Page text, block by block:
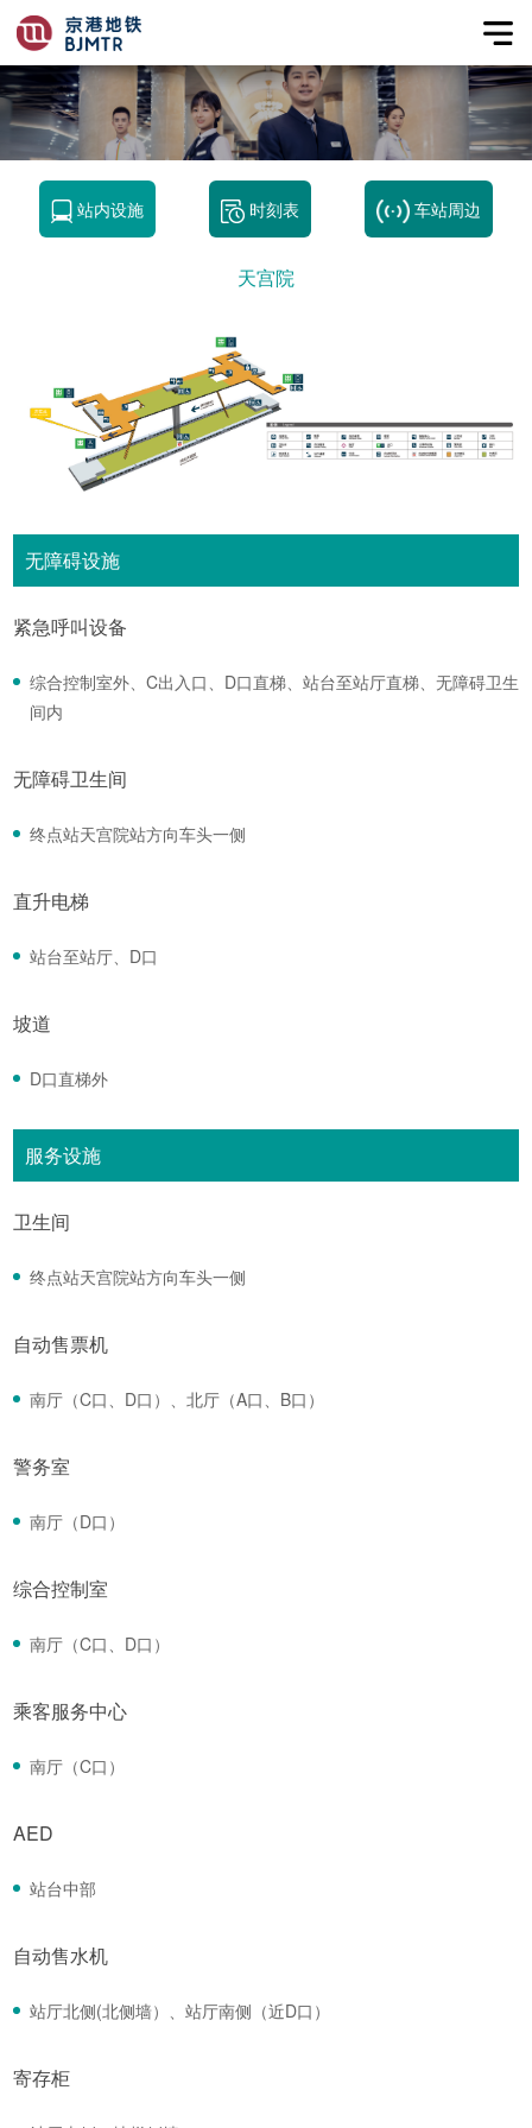
站内设施 时刻表 车站周边
天宫院
无障碍设施
紧急呼叫设备
综合控制室外、C出入口、D口直梯、站台至站厅直梯、无障碍卫生
间内
无障碍卫生间
终点站天宫院站方向车头一侧
直升电梯
站台至站厅、D口
坡道
D口直梯外
服务设施
卫生间
终点站天宫院站方向车头一侧
自动售票机
南厅（C口、D口）、北厅（A口、B口）
警务室
南厅（D口）
综合控制室
南厅（C口、D口）
乘客服务中心
南厅（C口）
AED
站台中部
自动售水机
站厅北侧(北侧墙）、站厅南侧（近D口）
寄存柜